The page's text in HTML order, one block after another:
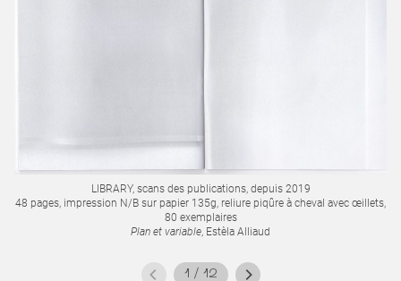
LIBRARY, scans des publications, depuis 2019
48 pages, impression N/B sur papier 135g, reliure piqûre à cheval avec œillets,
80 exemplaires
Plan et variable , Estèla Alliaud
1 / 12